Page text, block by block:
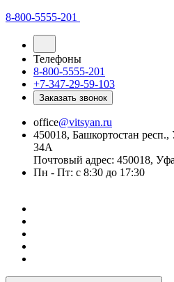
8-800-5555-201
Телефоны
8-800-5555-201
+7-347-29-59-103
Заказать звонок
office@vitsyan.ru
450018, Башкортостан
34А
Почтовый адрес: 450018, Уфа
Пн - Пт: с 8:30 до 17:30